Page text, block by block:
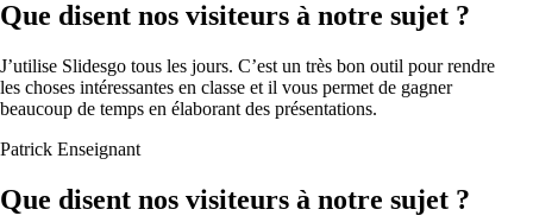
Que disent nos visiteurs à notre sujet ?
J’utilise Slidesgo tous les jours. C’est un très bon outil pour rendre
les choses intéressantes en classe et il vous permet de gagner
beaucoup de temps en élaborant des présentations.
Patrick Enseignant
Que disent nos visiteurs à notre sujet ?